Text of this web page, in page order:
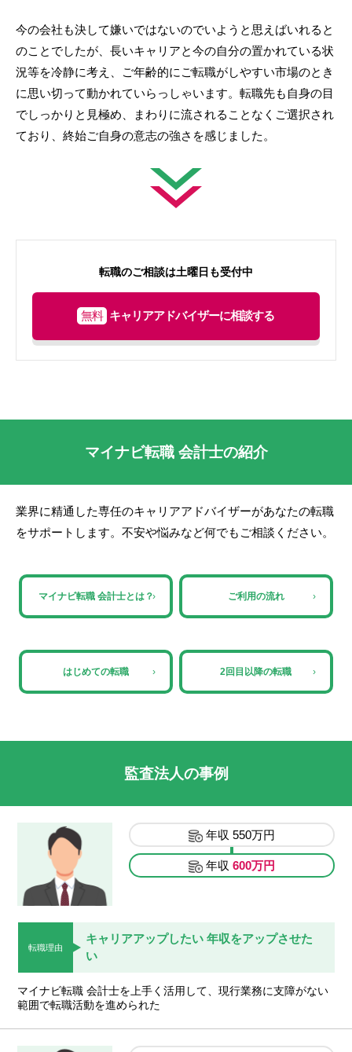
今の会社も決して嫌いではないのでいようと思えばいれると
のことでしたが、長いキャリアと今の自分の置かれている状
況等を冷静に考え、ご年齢的にご転職がしやすい市場のとき
に思い切って動かれていらっしゃいます。転職先も自身の目
でしっかりと見極め、まわりに流されることなくご選択され
ており、終始ご自身の意志の強さを感じました。
転職のご相談は土曜日も受付中
無料 キャリアアドバイザーに相談する
マイナビ転職 会計士の紹介
業界に精通した専任のキャリアアドバイザーがあなたの転職
をサポートします。不安や悩みなど何でもご相談ください。
マイナビ転職 会計士とは？› ご利用の流れ ›
はじめての転職 › 2回目以降の転職 ›
監査法人の事例
年収550万円
年収600万円
転職理由
キャリアアップしたい 年収をアップさせた
い
マイナビ転職 会計士を上手く活用して、現行業務に支障がない
範囲で転職活動を進められた